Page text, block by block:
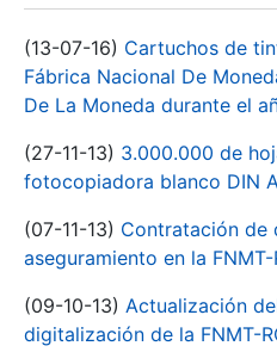
(13-07-16) Cartuchos de
Fábrica Nacional De
De La Moneda durante el
(27-11-13) 3.000.000 de
fotocopiadora blanco DIN
(07-11-13) Contratación de
aseguramiento en la FNMT-
(09-10-13) Actualización
digitalización de la FNMT-